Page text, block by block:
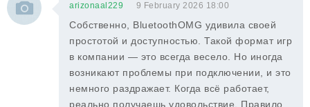
arizonaal229 9 February 2026 18:00
Собственно, BluetoothOMG удивила своей
простотой и доступностью. Такой формат игр
в компании — это всегда весело. Но иногда
возникают проблемы при подключении, и это
немного раздражает. Когда всё работает,
реально получаешь удовольствие. Правило